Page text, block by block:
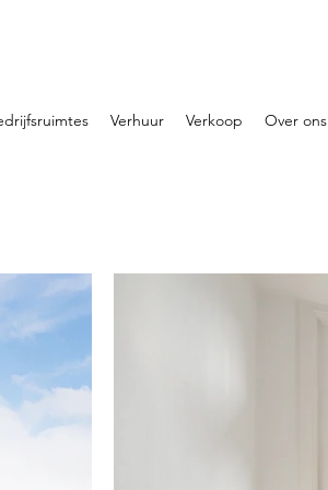
Verhuur Verkoop Over ons